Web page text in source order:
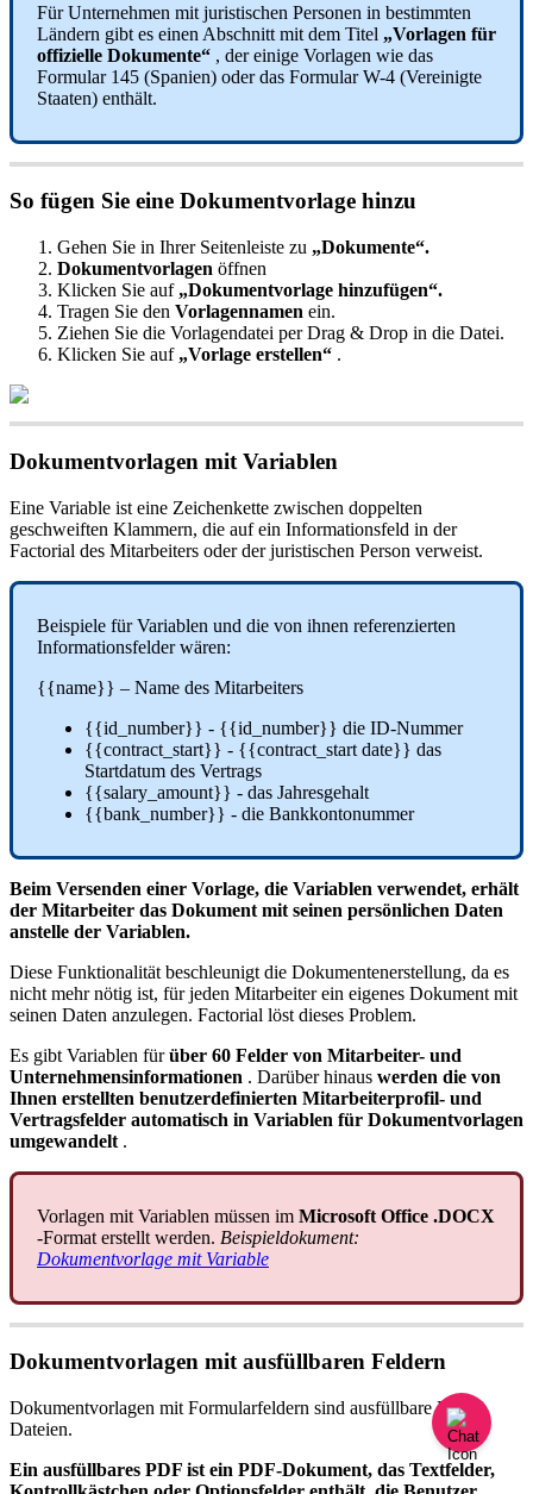
Für Unternehmen mit juristischen Personen in bestimmten
Ländern gibt es einen Abschnitt mit dem Titel „Vorlagen für
offizielle Dokumente“ , der einige Vorlagen wie das
Formular 145 (Spanien) oder das Formular W-4 (Vereinigte
Staaten) enthält.
So fügen Sie eine Dokumentvorlage hinzu
Gehen Sie in Ihrer Seitenleiste zu „Dokumente“.
Dokumentvorlagen öffnen
Klicken Sie auf „Dokumentvorlage hinzufügen“.
Tragen Sie den Vorlagennamen ein.
Ziehen Sie die Vorlagendatei per Drag & Drop in die Datei.
Klicken Sie auf „Vorlage erstellen“ .
Dokumentvorlagen mit Variablen
Eine Variable ist eine Zeichenkette zwischen doppelten
geschweiften Klammern, die auf ein Informationsfeld in der
Factorial des Mitarbeiters oder der juristischen Person verweist.
Beispiele für Variablen und die von ihnen referenzierten
Informationsfelder wären:
{{name}} – Name des Mitarbeiters
{{id_number}} - {{id_number}} die ID-Nummer
{{contract_start}} - {{contract_start date}} das
Startdatum des Vertrags
{{salary_amount}} - das Jahresgehalt
{{bank_number}} - die Bankkontonummer
Beim Versenden einer Vorlage, die Variablen verwendet, erhält
der Mitarbeiter das Dokument mit seinen persönlichen Daten
anstelle der Variablen.
Diese Funktionalität beschleunigt die Dokumentenerstellung, da es
nicht mehr nötig ist, für jeden Mitarbeiter ein eigenes Dokument mit
seinen Daten anzulegen. Factorial löst dieses Problem.
Es gibt Variablen für über 60 Felder von Mitarbeiter- und
Unternehmensinformationen . Darüber hinaus werden die von
Ihnen erstellten benutzerdefinierten Mitarbeiterprofil- und
Vertragsfelder automatisch in Variablen für Dokumentvorlagen
umgewandelt .
Vorlagen mit Variablen müssen im Microsoft Office .DOCX
-Format erstellt werden. Beispieldokument:
Dokumentvorlage mit Variable
Dokumentvorlagen mit ausfüllbaren Feldern
Dokumentvorlagen mit Formularfeldern sind ausfüllbare PDF
Dateien.
Ein ausfüllbares PDF ist ein PDF-Dokument, das Textfelder,